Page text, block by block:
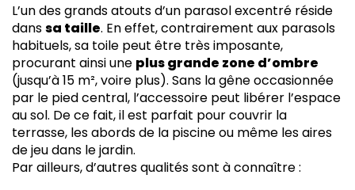
L’un des grands atouts d’un parasol excentré réside
danssa taille. En effet, contrairement aux parasols
habituels, sa toile peut être très imposante,
procurant ainsi une plus grande zone d’ombre
(jusqu’à 15 m², voire plus). Sans la gêne occasionnée
par le pied central, l’accessoire peut libérer l’espace
au sol. De ce fait, il est parfait pour couvrir la
terrasse, les abords de la piscine ou même les aires
de jeu dans le jardin.
Par ailleurs, d’autres qualités sont à connaître :